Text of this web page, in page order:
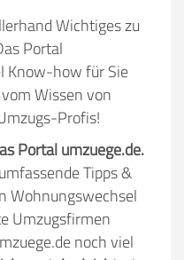
Wichtiges zu
Portal
Know-how für Sie
Wissen von
Profis!
Portal umzuege.de.
Tipps &
Wohnungswechsel
Umzugsfirmen
noch viel